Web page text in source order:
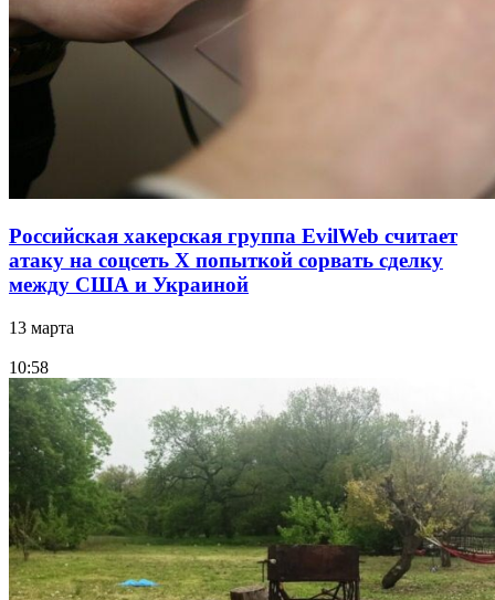
Российская хакерская группа EvilWeb считает
атаку на соцсеть Х попыткой сорвать сделку
между США и Украиной
13 марта
10:58